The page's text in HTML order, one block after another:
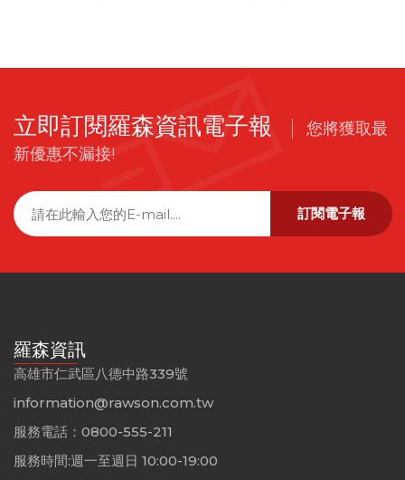
立即訂閱羅森資訊電子報
您將獲取最
新優惠不漏接!
訂閱電子報
羅森資訊
高雄市仁武區八德中路339號
information@rawson.com.tw
服務電話：0800-555-211
服務時間:週一至週日 10:00-19:00